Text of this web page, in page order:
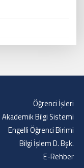
Öğrenci İşleri
Akademik Bilgi Sistemi
Engelli Öğrenci Birimi
Bilgi İşlem D. Bşk.
E-Rehber